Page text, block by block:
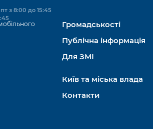
з 8:00 до 15:45
Громадськості
Публічна інформація
Для ЗМІ
Київ та міська влада
Контакти